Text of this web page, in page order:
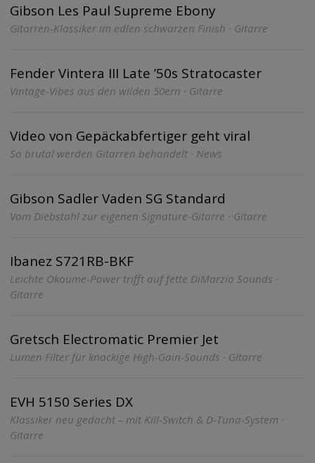
Gibson Les Paul Supreme Ebony
Gitarren-Klassiker im edlen schwarzen Finish · Gitarre
Fender Vintera III Late ’50s Stratocaster
Vintage-Vibes aus den wilden 50ern · Gitarre
Video von Gepäckabfertiger geht viral
So brutal werden Gitarren behandelt · News
Gibson Sadler Vaden SG Standard
Vom Diebstahl zur eigenen Signature-Gitarre · Gitarre
Ibanez S721RB-BKF
Leichte Okoume-Power trifft auf fette DiMarzio Sounds ·
Gitarre
Gretsch Electromatic Premier Jet
Lumen Filter für knackige High-Gain-Sounds · Gitarre
EVH 5150 Series DX
Klassiker neu gedacht – mit Kill-Switch & D-Tuna-System ·
Gitarre